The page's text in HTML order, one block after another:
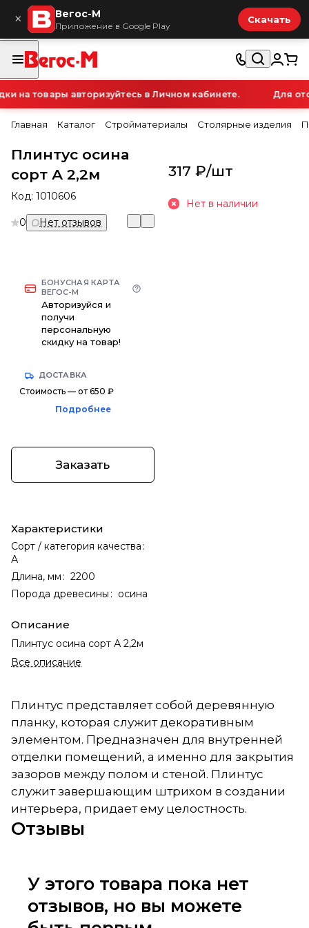
× Вегос-М
Приложение в Google Play
Скачать
на товары авторизуйтесь в Личном кабинете. Для
Главная Каталог Стройматериалы Столярные изделия
Плинтус осина
сорт А 2,2м
Код: 1010606
0 Нет отзывов
БОНУСНАЯ КАРТА
ВЕГОС-М
Авторизуйся и
получи
персональную
скидку на товар!
ДОСТАВКА
Стоимость — от 650 ₽
Подробнее
Заказать
Характеристики
Сорт / категория качества :
А
Длина, мм : 2200
Порода древесины : осина
Описание
Плинтус осина сорт А 2,2м
Все описание
317 ₽/шт
Нет в наличии
Плинтус представляет собой деревянную
планку, которая служит декоративным
элементом. Предназначен для внутренней
отделки помещений, а именно для закрытия
зазоров между полом и стеной. Плинтус
служит завершающим штрихом в создании
интерьера, придает ему целостность.
Отзывы
У этого товара пока нет
отзывов, но вы можете